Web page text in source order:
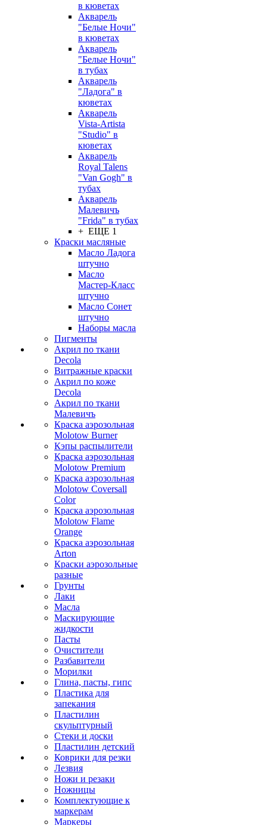
в кюветах
Акварель
"Белые Ночи"
в кюветах
Акварель
"Белые Ночи"
в тубах
Акварель
"Ладога" в
кюветах
Акварель
Vista-Artista
"Studio" в
кюветах
Акварель
Royal Talens
"Van Gogh" в
тубах
Акварель
Малевичъ
"Frida" в тубах
+ ЕЩЕ 1
Краски масляные
Масло Ладога
штучно
Масло
Мастер-Класс
штучно
Масло Сонет
штучно
Наборы масла
Пигменты
Акрил по ткани
Decola
Витражные краски
Акрил по коже
Decola
Акрил по ткани
Малевичъ
Краска аэрозольная
Molotow Burner
Кэпы распылители
Краска аэрозольная
Molotow Premium
Краска аэрозольная
Molotow Coversall
Color
Краска аэрозольная
Molotow Flame
Orange
Краска аэрозольная
Arton
Краски аэрозольные
разные
Грунты
Лаки
Масла
Маскирующие
жидкости
Пасты
Очистители
Разбавители
Морилки
Глина, пасты, гипс
Пластика для
запекания
Пластилин
скульптурный
Стеки и доски
Пластилин детский
Коврики для резки
Лезвия
Ножи и резаки
Ножницы
Комплектующие к
маркерам
Маркеры